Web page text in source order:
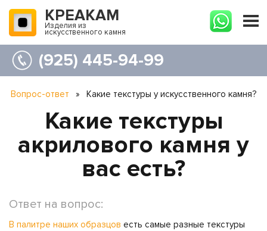
КРЕАКАМ
Изделия из
искусственного камня
(925) 445-94-99
Вопрос-ответ » Какие текстуры у искусственного камня?
Какие текстуры
акрилового камня у
вас есть?
Ответ на вопрос:
В палитре наших образцов есть самые разные текстуры